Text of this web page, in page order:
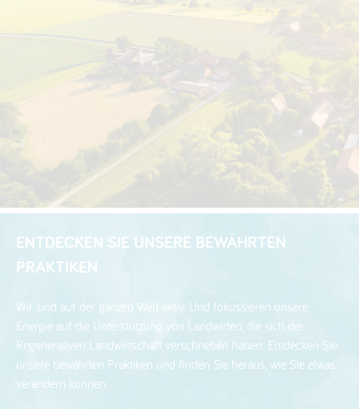
ENTDECKEN SIE UNSERE BEWÄHRTEN
PRAKTIKEN
Wir sind auf der ganzen Welt aktiv. Und fokussieren unsere
Energie auf die Unterstützung von Landwirten, die sich der
Regenerativen Landwirtschaft verschrieben haben. Entdecken Sie
unsere bewährten Praktiken und finden Sie heraus, wie Sie etwas
verändern können.